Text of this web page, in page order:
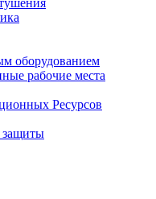
оборудованием
рабочие места
Ресурсов
защиты